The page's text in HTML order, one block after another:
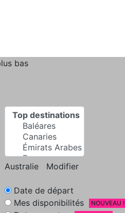
bas
Australie Modifier
Date de départ
Mes disponibilités
NOUVEAU !